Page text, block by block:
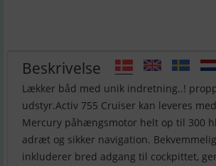
Beskrivelse
Lækker båd med unik indretning..!
udstyr.Activ 755 Cruiser kan leveres
Mercury påhængsmotor helt op til 300
adræt og sikker navigation.
inkluderer bred adgang til cockpittet,